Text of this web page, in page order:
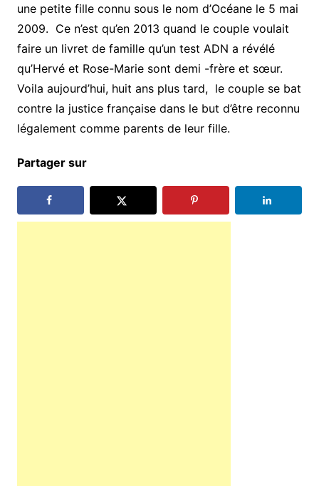
une petite fille connu sous le nom d’Océane le 5 mai
2009. Ce n’est qu’en 2013 quand le couple voulait
faire un livret de famille qu’un test ADN a révélé
qu’Hervé et Rose-Marie sont demi -frère et sœur.
Voila aujourd’hui, huit ans plus tard, le couple se bat
contre la justice française dans le but d’être reconnu
légalement comme parents de leur fille.
Partager sur